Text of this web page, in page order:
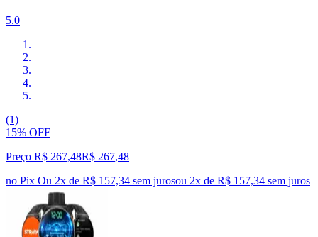
5.0
(1)
15% OFF
Preço R$ 267,48R$ 267,48
no Pix Ou 2x de R$ 157,34 sem jurosou 2x de R$ 157,34 sem juros